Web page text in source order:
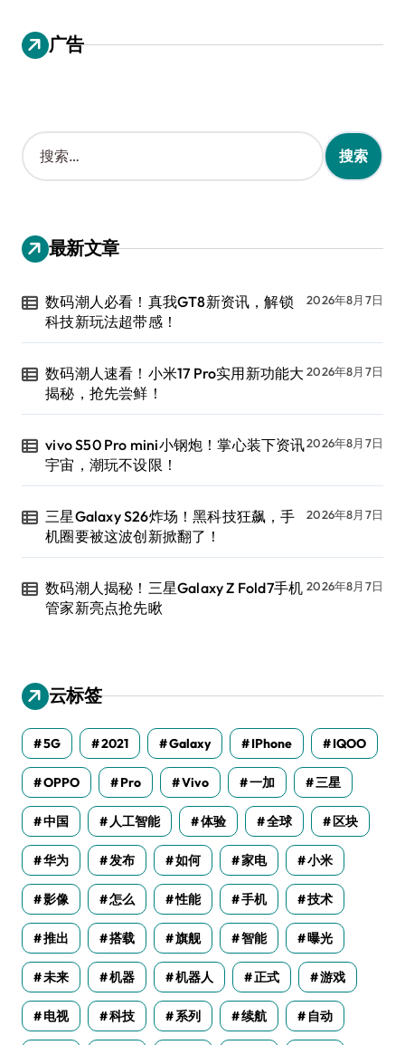
广告
搜
索
：
最新文章
数码潮人必看！真我GT8新资讯，解锁
科技新玩法超带感！
2026年8月7日
数码潮人速看！小米17 Pro实用新功能大
揭秘，抢先尝鲜！
2026年8月7日
vivo S50 Pro mini小钢炮！掌心装下资讯
宇宙，潮玩不设限！
2026年8月7日
三星Galaxy S26炸场！黑科技狂飙，手
机圈要被这波创新掀翻了！
2026年8月7日
数码潮人揭秘！三星Galaxy Z Fold7手机
管家新亮点抢先瞅
2026年8月7日
云标签
5G 2021 Galaxy IPhone IQOO
OPPO Pro Vivo 一加 三星
中国 人工智能 体验 全球 区块
华为 发布 如何 家电 小米
影像 怎么 性能 手机 技术
推出 搭载 旗舰 智能 曝光
未来 机器 机器人 正式 游戏
电视 科技 系列 续航 自动